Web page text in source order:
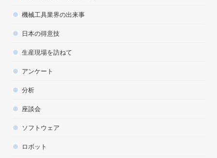
機械工具業界の出来事
日本の得意技
生産現場を訪ねて
アンケート
分析
座談会
ソフトウェア
ロボット